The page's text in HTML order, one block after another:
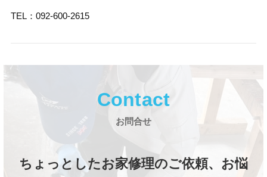
TEL：092-600-2615
Contact
お問合せ
ちょっとしたお家修理のご依頼、お悩